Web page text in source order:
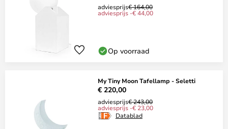
adviesprijs€ 164,00
adviesprijs -€ 44,00
Op voorraad
My Tiny Moon Tafellamp - Seletti
€ 220,00
adviesprijs€ 243,00
adviesprijs -€ 23,00
Datablad